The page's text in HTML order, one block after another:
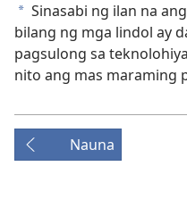
a Sinasabi ng ilan na
bilang ng mga lindol ay
pagsulong sa
nito ang mas maraming
Nauna